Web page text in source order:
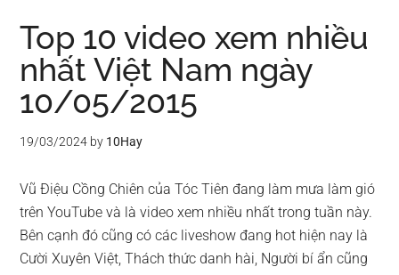
Top 10 video xem nhiều
nhất Việt Nam ngày
10/05/2015
19/03/2024 by 10Hay
Vũ Điệu Cồng Chiên của Tóc Tiên đang làm mưa làm gió
trên YouTube và là video xem nhiều nhất trong tuần này.
Bên cạnh đó cũng có các liveshow đang hot hiện nay là
Cười Xuyên Việt, Thách thức danh hài, Người bí ẩn cũng